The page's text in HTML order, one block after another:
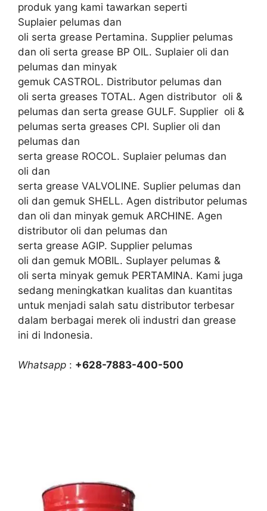
produk yang kami tawarkan seperti
Suplaier pelumas dan
oli serta grease Pertamina. Supplier pelumas
dan oli serta grease BP OIL. Suplaier oli dan
pelumas dan minyak
gemuk CASTROL. Distributor pelumas dan
oli serta greases TOTAL. Agen distributor oli &
pelumas dan serta grease GULF. Supplier oli &
pelumas serta greases CPI. Suplier oli dan
pelumas dan
serta grease ROCOL. Suplaier pelumas dan
oli dan
serta grease VALVOLINE. Suplier pelumas dan
oli dan gemuk SHELL. Agen distributor pelumas
dan oli dan minyak gemuk ARCHINE. Agen
distributor oli dan pelumas dan
serta grease AGIP. Supplier pelumas
oli dan gemuk MOBIL. Suplayer pelumas &
oli serta minyak gemuk PERTAMINA. Kami juga
sedang meningkatkan kualitas dan kuantitas
untuk menjadi salah satu distributor terbesar
dalam berbagai merek oli industri dan grease
ini di Indonesia.
Whatsapp : +628-7883-400-500